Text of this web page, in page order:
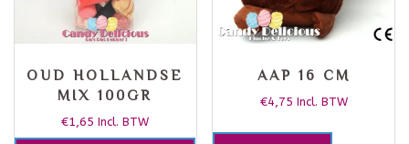
OUD HOLLANDSE
MIX 100GR
€1,65 Incl. BTW
AAP 16 CM
€4,75 Incl. BTW